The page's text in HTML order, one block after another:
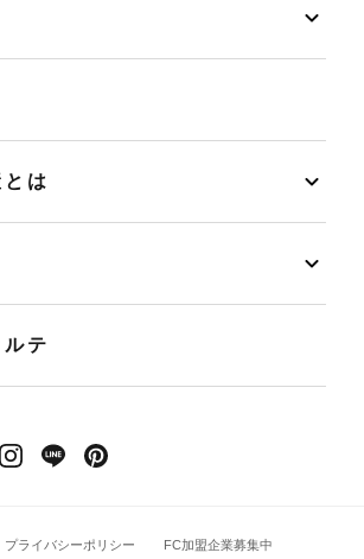
は
テ
プライバシーポリシー FC加盟企業募集中